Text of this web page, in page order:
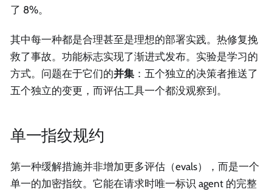
了 8%。
其中每一种都是合理甚至是理想的部署实践。热修复挽
救了事故。功能标志实现了渐进式发布。实验是学习的
方式。问题在于它们的并集 ：五个独立的决策者推送了
五个独立的变更，而评估工具一个都没观察到。
单一指纹规约
第一种缓解措施并非增加更多评估（evals），而是一个
单一的加密指纹。它能在请求时唯一标识 agent 的完整